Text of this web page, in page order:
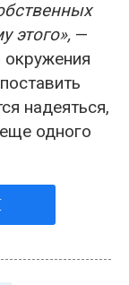
этого», —
окружения
надеяться,
одного